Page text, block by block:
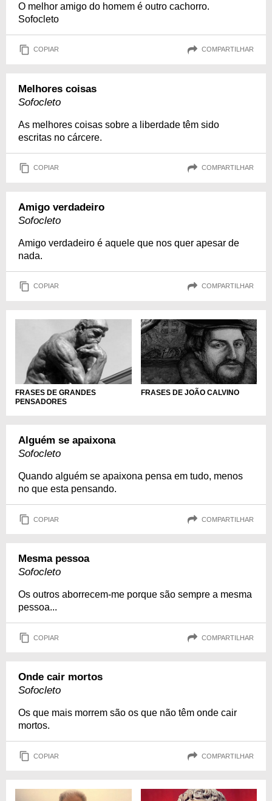
O melhor amigo do homem é outro cachorro.
Sofocleto
COPIAR COMPARTILHAR
Melhores coisas
Sofocleto
As melhores coisas sobre a liberdade têm sido
escritas no cárcere.
COPIAR COMPARTILHAR
Amigo verdadeiro
Sofocleto
Amigo verdadeiro é aquele que nos quer apesar de
nada.
COPIAR COMPARTILHAR
FRASES DE GRANDES
PENSADORES
FRASES DE JOÃO CALVINO
Alguém se apaixona
Sofocleto
Quando alguém se apaixona pensa em tudo, menos
no que esta pensando.
COPIAR COMPARTILHAR
Mesma pessoa
Sofocleto
Os outros aborrecem-me porque são sempre a mesma
pessoa...
COPIAR COMPARTILHAR
Onde cair mortos
Sofocleto
Os que mais morrem são os que não têm onde cair
mortos.
COPIAR COMPARTILHAR